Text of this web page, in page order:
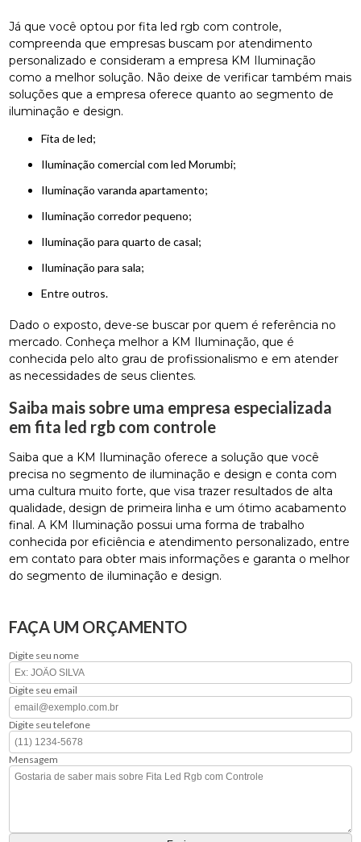
Já que você optou por fita led rgb com controle,
compreenda que empresas buscam por atendimento
personalizado e consideram a empresa KM Iluminação
como a melhor solução. Não deixe de verificar também mais
soluções que a empresa oferece quanto ao segmento de
iluminação e design.
fita de led;
iluminação comercial com led Morumbi;
iluminação varanda apartamento;
iluminação corredor pequeno;
iluminação para quarto de casal;
iluminação para sala;
entre outros.
Dado o exposto, deve-se buscar por quem é referência no
mercado. Conheça melhor a KM Iluminação, que é
conhecida pelo alto grau de profissionalismo e em atender
as necessidades de seus clientes.
Saiba mais sobre uma empresa especializada
em fita led rgb com controle
Saiba que a KM Iluminação oferece a solução que você
precisa no segmento de iluminação e design e conta com
uma cultura muito forte, que visa trazer resultados de alta
qualidade, design de primeira linha e um ótimo acabamento
final. A KM Iluminação possui uma forma de trabalho
conhecida por eficiência e atendimento personalizado, entre
em contato para obter mais informações e garanta o melhor
do segmento de iluminação e design.
FAÇA UM ORÇAMENTO
Digite seu nome
Digite seu email
Digite seu telefone
Mensagem